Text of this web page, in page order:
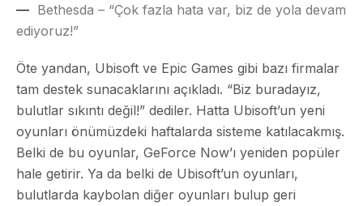
Bethesda – “Çok fazla hata var, biz de yola devam
ediyoruz!”
Öte yandan, Ubisoft ve Epic Games gibi bazı firmalar
tam destek sunacaklarını açıkladı. “Biz buradayız,
bulutlar sıkıntı değil!” dediler. Hatta Ubisoft’un yeni
oyunları önümüzdeki haftalarda sisteme katılacakmış.
Belki de bu oyunlar, GeForce Now’ı yeniden popüler
hale getirir. Ya da belki de Ubisoft’un oyunları,
bulutlarda kaybolan diğer oyunları bulup geri